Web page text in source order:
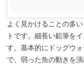
よく見かけることの多
トです。細長い鉛筆を
す。基本的にドッグウ
で、弱った魚の動きを